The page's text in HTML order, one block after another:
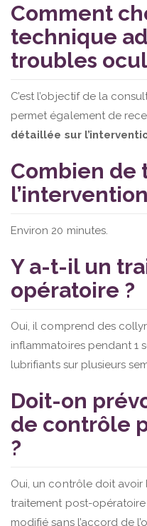
Comment
technique
troubles
C’est l’objectif de la
permet également de
détaillée sur
Combien de
Environ 20 minutes.
Y a-t-il un
opératoire ?
Oui, il comprend des
inflammatoires pendant 1
lubrifiants sur plusieurs
Doit-on
de contrôle
?
Oui, un contrôle doit avoir
traitement post-
modifié sans l’accord de